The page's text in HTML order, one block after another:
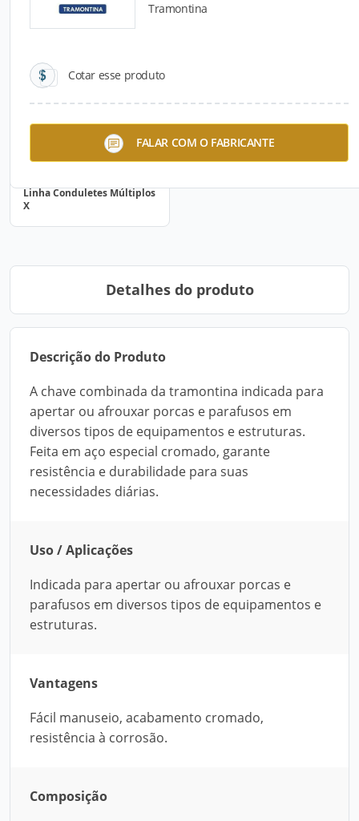
Tramontina
Cotar esse produto
FALAR COM O FABRICANTE
Catálogos para Download
Linha Conduletes Múltiplos
X
Detalhes do produto
Descrição do Produto
A chave combinada da tramontina indicada para
apertar ou afrouxar porcas e parafusos em
diversos tipos de equipamentos e estruturas.
Feita em aço especial cromado, garante
resistência e durabilidade para suas
necessidades diárias.
Uso / Aplicações
Indicada para apertar ou afrouxar porcas e
parafusos em diversos tipos de equipamentos e
estruturas.
Vantagens
Fácil manuseio, acabamento cromado,
resistência à corrosão.
Composição